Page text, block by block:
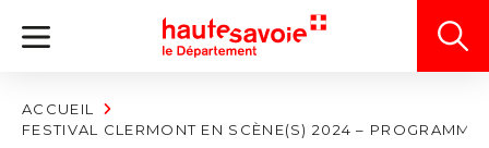
Panneau de gestion des cookies
ACCUEIL
FESTIVAL CLERMONT EN SCÈNE(S) 2024 – PROGRAMME